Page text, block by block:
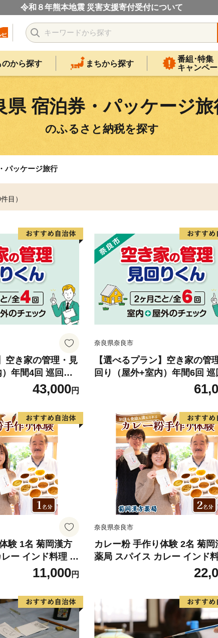
令和８年熊本地震 災害支援寄付受付について
のから探す まちから探す
番組･特集
キャンペ
県 宿泊券・パッケージ旅
のふるさと納税を探す
パッケージ旅行
目）
空き家の管理・見
年間4回 巡回プ
ルティングマス
建築士 ホームイ
外部目視点検 郵
認 管理看板の設
認 雨漏り等確認
43,000円
奈良県奈良市
【選べるプラン】空き家の管
回り（屋外+室内）年間6回 巡
ラン 不動産コンサルティング
ター 古民家鑑定士 建築士 ホ
ンスペクター 建物外部目視点
便受け・庭木の確認 管理看板
置 全室換気 防犯確認 雨漏り等
奈良県 61-001
験 1名 菊岡漢方
ー インド料理 ク
型 ギフト プレゼ
ナル 手づくり カ
うどん カレーパ
シピ付き 健康 美
奈良県 敬老の日
マス バレンタイ
11,000円
奈良県奈良市
カレー粉 手作り体験 2名 菊岡
薬局 スパイス カレー インド
ッキング教室 体験型 ギフト
ント 贈り物 オリジナル 手づく
レーライス カレーうどん カ
ン 香辛料 調合 レシピ付き 健
味しい 本格 奈良市 奈良県 敬
ハロウィン クリスマス バレ